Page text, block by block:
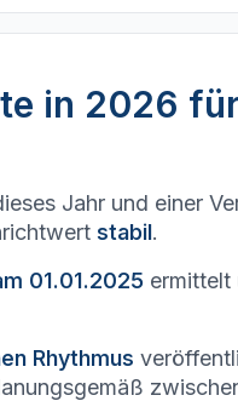
in 2026
Jahr und einer
stabil.
01.01.2025 ermittelt
Rhythmus